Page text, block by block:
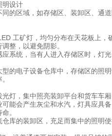
明设计
同的区域，如存储区、装卸区、通
工矿灯，均匀分布在天花板上
整，以避免阴影。
应系统，当有人进入存储区时，灯
的电子设备仓库中，存储区的照
灯，集中照亮装卸平台和货车车
可能会产生灰尘和水汽，灯具应具
。
仓库的装卸区，充足而集中的照明